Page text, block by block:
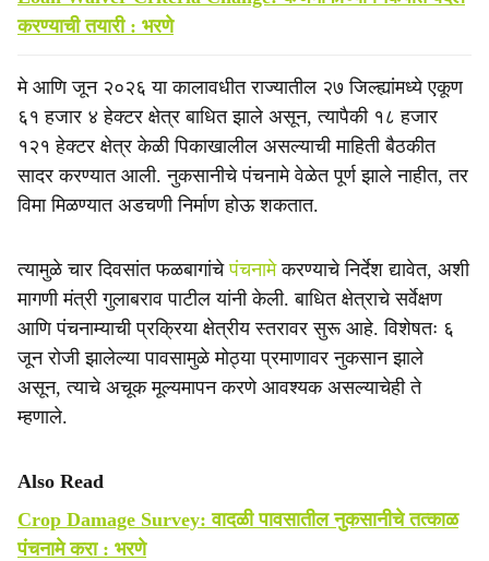
करण्याची तयारी : भरणे
मे आणि जून २०२६ या कालावधीत राज्यातील २७ जिल्ह्यांमध्ये एकूण
६१ हजार ४ हेक्टर क्षेत्र बाधित झाले असून, त्यापैकी १८ हजार
१२१ हेक्टर क्षेत्र केळी पिकाखालील असल्याची माहिती बैठकीत
सादर करण्यात आली. नुकसानीचे पंचनामे वेळेत पूर्ण झाले नाहीत, तर
विमा मिळण्यात अडचणी निर्माण होऊ शकतात.
त्यामुळे चार दिवसांत फळबागांचेपंचनामेकरण्याचे निर्देश द्यावेत, अशी
मागणी मंत्री गुलाबराव पाटील यांनी केली. बाधित क्षेत्राचे सर्वेक्षण
आणि पंचनाम्याची प्रक्रिया क्षेत्रीय स्तरावर सुरू आहे. विशेषतः ६
जून रोजी झालेल्या पावसामुळे मोठ्या प्रमाणावर नुकसान झाले
असून, त्याचे अचूक मूल्यमापन करणे आवश्यक असल्याचेही ते
म्हणाले.
Also Read
Crop Damage Survey: वादळी पावसातील नुकसानीचे तत्काळ
पंचनामे करा : भरणे